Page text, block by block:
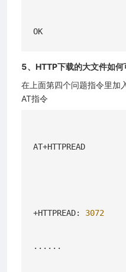
5、HTTP下载的大文件如何
在上面第四个问题指令里加
AT指令
AT+HTTPREAD
+HTTPREAD: 3072
......